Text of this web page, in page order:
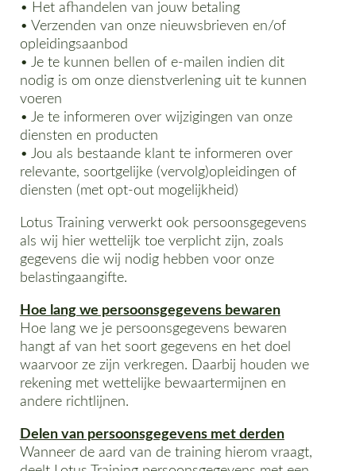
• Het afhandelen van jouw betaling
• Verzenden van onze nieuwsbrieven en/of
opleidingsaanbod
• Je te kunnen bellen of e-mailen indien dit
nodig is om onze dienstverlening uit te kunnen
voeren
• Je te informeren over wijzigingen van onze
diensten en producten
• Jou als bestaande klant te informeren over
relevante, soortgelijke (vervolg)opleidingen of
diensten (met opt-out mogelijkheid)
Lotus Training verwerkt ook persoonsgegevens
als wij hier wettelijk toe verplicht zijn, zoals
gegevens die wij nodig hebben voor onze
belastingaangifte.
Hoe lang we persoonsgegevens bewaren
Hoe lang we je persoonsgegevens bewaren
hangt af van het soort gegevens en het doel
waarvoor ze zijn verkregen. Daarbij houden we
rekening met wettelijke bewaartermijnen en
andere richtlijnen.
Delen van persoonsgegevens met derden
Wanneer de aard van de training hierom vraagt,